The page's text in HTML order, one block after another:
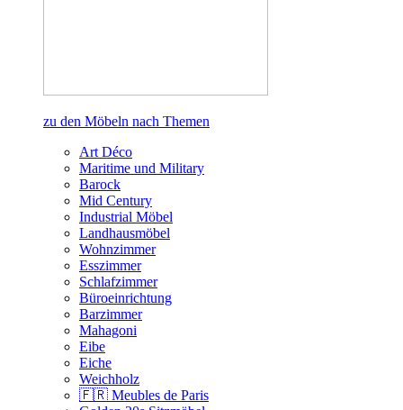
zu den Möbeln nach Themen
Art Déco
Maritime und Military
Barock
Mid Century
Industrial Möbel
Landhausmöbel
Wohnzimmer
Esszimmer
Schlafzimmer
Büroeinrichtung
Barzimmer
Mahagoni
Eibe
Eiche
Weichholz
🇫🇷 Meubles de Paris